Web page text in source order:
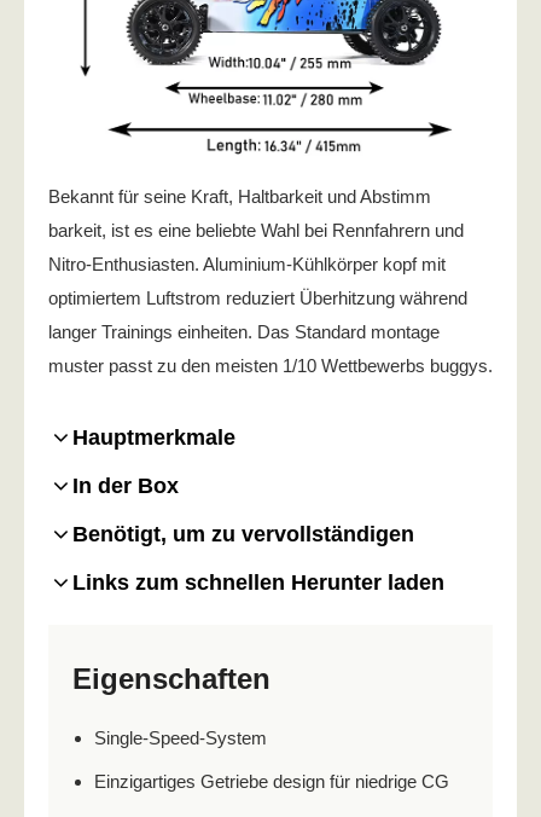
Bekannt für seine Kraft, Haltbarkeit und Abstimm
barkeit, ist es eine beliebte Wahl bei Rennfahrern und
Nitro-Enthusiasten. Aluminium-Kühlkörper kopf mit
optimiertem Luftstrom reduziert Überhitzung während
langer Trainings einheiten. Das Standard montage
muster passt zu den meisten 1/10 Wettbewerbs buggys.
Hauptmerkmale
In der Box
Benötigt, um zu vervollständigen
Links zum schnellen Herunter laden
Eigenschaften
Single-Speed-System
Einzigartiges Getriebe design für niedrige CG